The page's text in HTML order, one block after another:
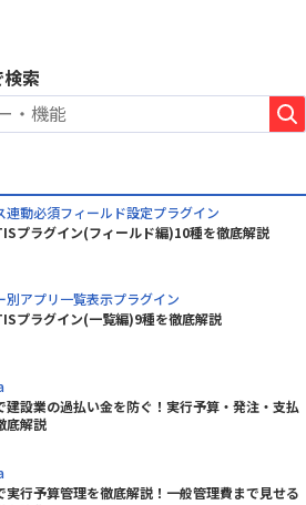
索
連動必須フィールド設定プラグイン
プラグイン(フィールド編)10種を徹底解説
別アプリ一覧表示プラグイン
プラグイン(一覧編)9種を徹底解説
設業の過払い金を防ぐ！実行予算・発注・支払
底解説
行予算管理を徹底解説！一般管理費まで見せる